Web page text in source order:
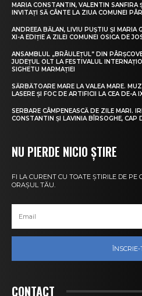
MARIA CONSTANTIN, VALENTIN SANFIRA
INVITAȚI SĂ CÂNTE LA ZIUA COMUNEI
ANDREEA BĂLAN, LIVIU PUȘTIU ȘI MARIA
XI-A EDIȚIE A ZILEI COMUNEI OSICA DE
ANSAMBLUL „BRÂULEȚUL” DIN
JUDEȚUL OLT LA FESTIVALUL
SIGHETU MARMAȚIEI
SĂRBĂTOARE MARE LA VALEA MARE.
LASERE ȘI FOC DE ARTIFICII LA CEA DE-A
SERBARE CÂMPENEASCĂ DE ZILE MARI.
CONSTANTIN ȘI LAVINIA BÎRSOGHE, CAP
NU PIERDE NICIO ȘTIRE
FI LA CURENT CU TOATE ȘTIRILE DE PE
ORAȘUL TĂU.
ÎNSCRIE-
CONTACT